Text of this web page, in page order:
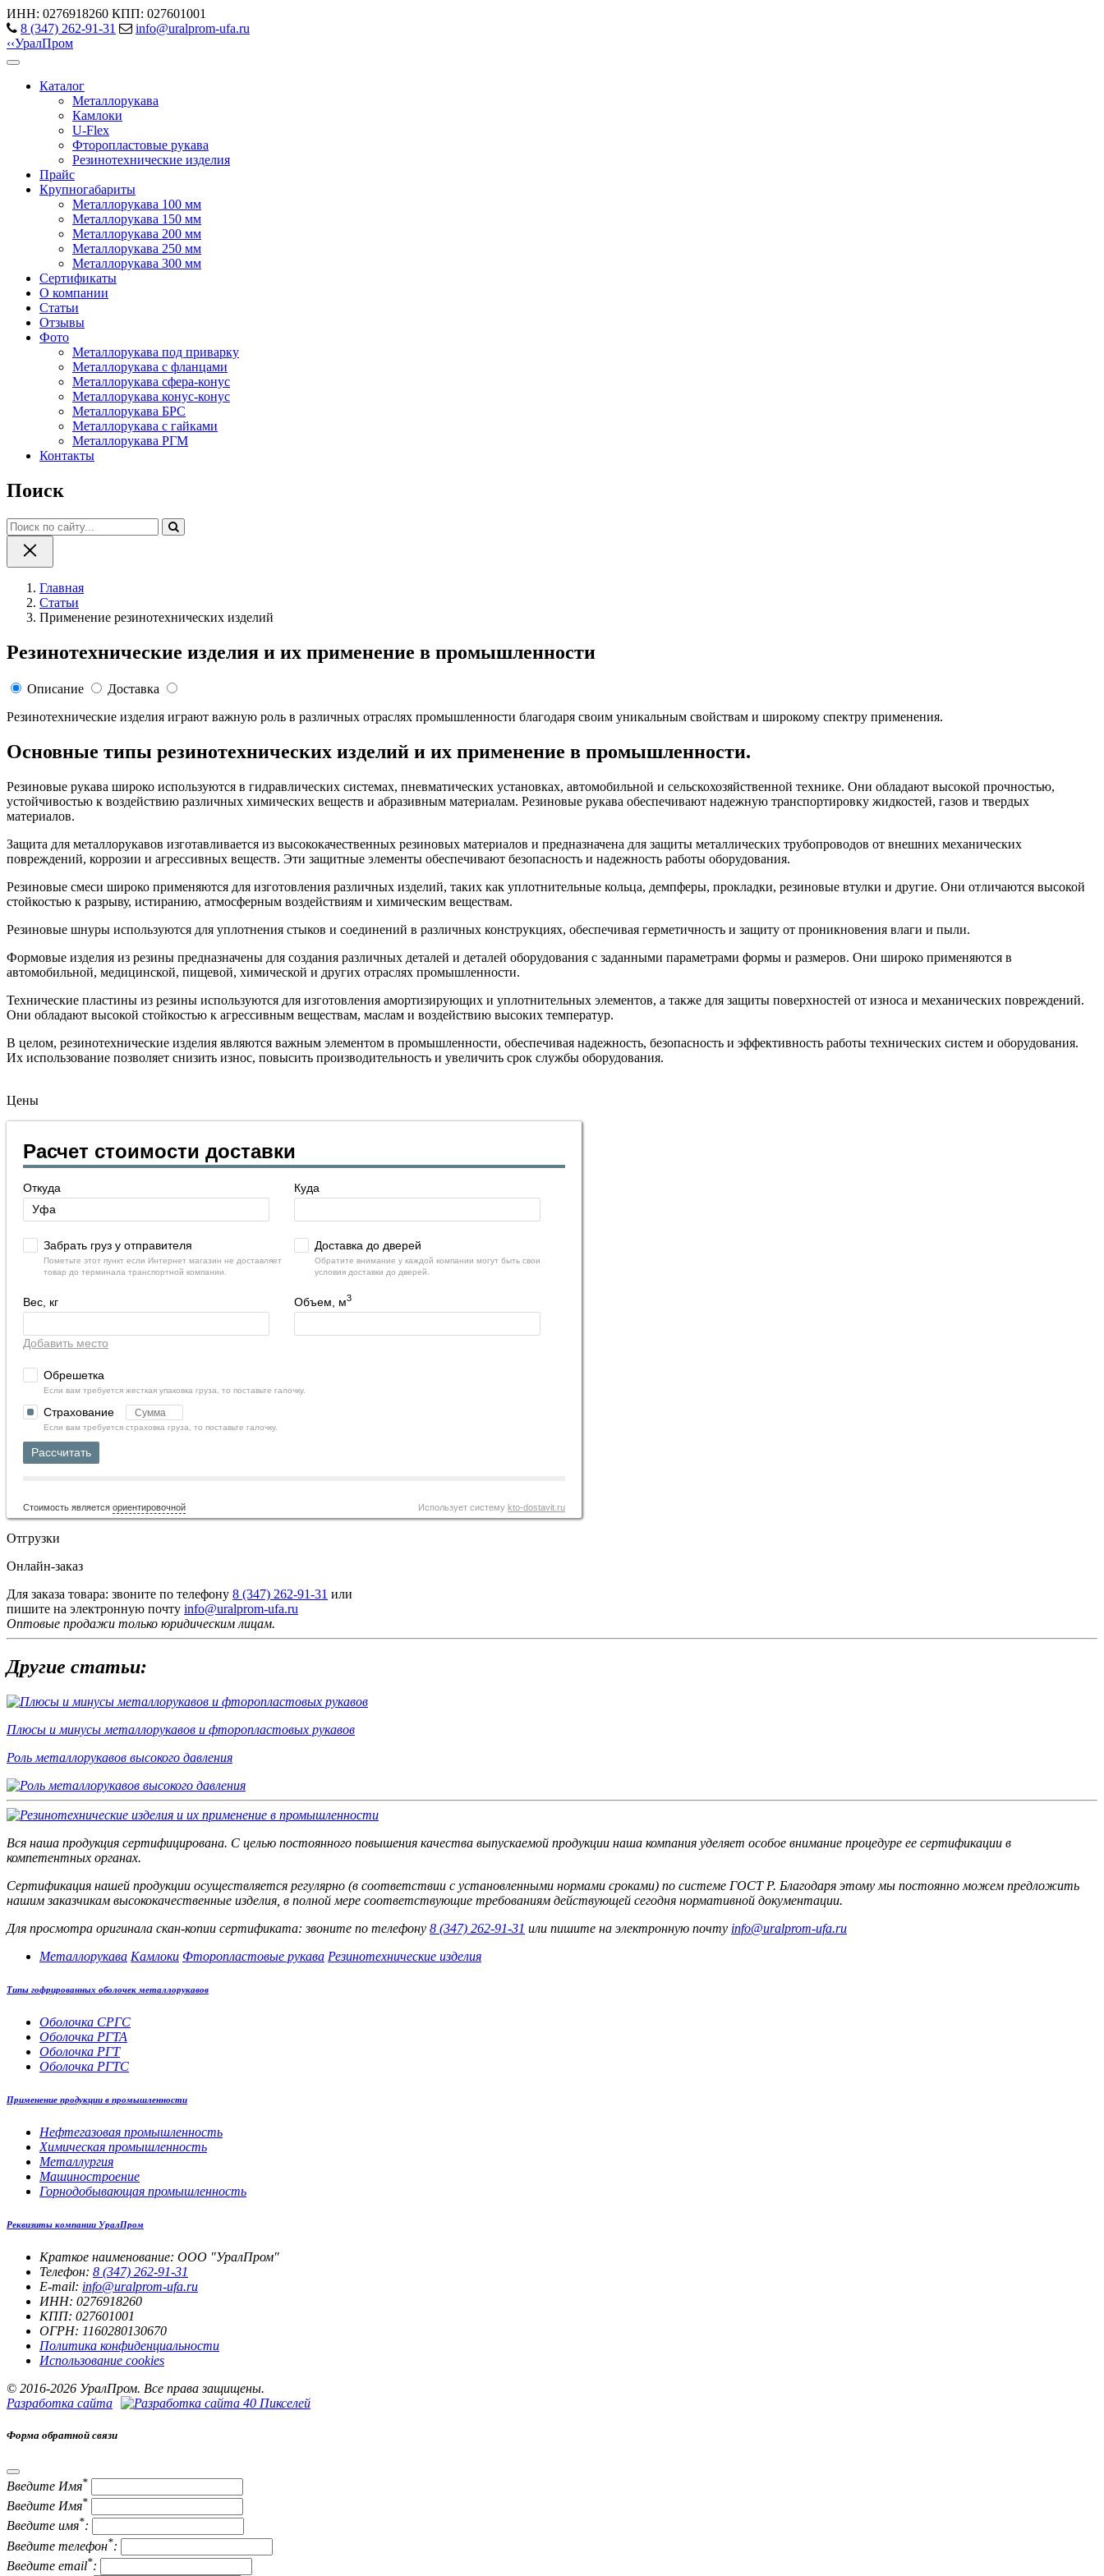
ИНН: 0276918260 КПП: 027601001
8 (347) 262‑91‑31
info@uralprom-ufa.ru
‹‹УралПром
Каталог
Металлорукава
Камлоки
U-Flex
Фторопластовые рукава
Резинотехнические изделия
Прайс
Крупногабариты
Металлорукава 100 мм
Металлорукава 150 мм
Металлорукава 200 мм
Металлорукава 250 мм
Металлорукава 300 мм
Сертификаты
О компании
Статьи
Отзывы
Фото
Металлорукава под приварку
Металлорукава с фланцами
Металлорукава сфера-конус
Металлорукава конус-конус
Металлорукава БРС
Металлорукава с гайками
Металлорукава РГМ
Контакты
Поиск
Главная
Статьи
Применение резинотехнических изделий
Резинотехнические изделия и их применение в промышленности
Описание
Доставка
Резинотехнические изделия играют важную роль в различных отраслях промышленности благодаря своим уникальным свойствам и широкому спектру применения.
Основные типы резинотехнических изделий и их применение в промышленности.
Резиновые рукава широко используются в гидравлических системах, пневматических установках, автомобильной и сельскохозяйственной технике. Они обладают высокой прочностью,
устойчивостью к воздействию различных химических веществ и абразивным материалам. Резиновые рукава обеспечивают надежную транспортировку жидкостей, газов и твердых
материалов.
Защита для металлорукавов изготавливается из высококачественных резиновых материалов и предназначена для защиты металлических трубопроводов от внешних механических
повреждений, коррозии и агрессивных веществ. Эти защитные элементы обеспечивают безопасность и надежность работы оборудования.
Резиновые смеси широко применяются для изготовления различных изделий, таких как уплотнительные кольца, демпферы, прокладки, резиновые втулки и другие. Они отличаются высокой
стойкостью к разрыву, истиранию, атмосферным воздействиям и химическим веществам.
Резиновые шнуры используются для уплотнения стыков и соединений в различных конструкциях, обеспечивая герметичность и защиту от проникновения влаги и пыли.
Формовые изделия из резины предназначены для создания различных деталей и деталей оборудования с заданными параметрами формы и размеров. Они широко применяются в
автомобильной, медицинской, пищевой, химической и других отраслях промышленности.
Технические пластины из резины используются для изготовления амортизирующих и уплотнительных элементов, а также для защиты поверхностей от износа и механических повреждений.
Они обладают высокой стойкостью к агрессивным веществам, маслам и воздействию высоких температур.
В целом, резинотехнические изделия являются важным элементом в промышленности, обеспечивая надежность, безопасность и эффективность работы технических систем и оборудования.
Их использование позволяет снизить износ, повысить производительность и увеличить срок службы оборудования.
Цены
Расчет стоимости доставки
Откуда Куда
Забрать груз у отправителя
Пометьте этот пункт если Интернет магазин не доставляет
товар до терминала транспортной компании.
Доставка до дверей
Обратите внимание у каждой компании могут быть свои
условия доставки до дверей.
Вес, кг Объем, м3
Добавить место
Обрешетка
Если вам требуется жесткая упаковка груза, то поставьте галочку.
Страхование
Если вам требуется страховка груза, то поставьте галочку.
Рассчитать
Стоимость является ориентировочной Использует систему kto-dostavit.ru
Отгрузки
Онлайн-заказ
Для заказа товара: звоните по телефону 8 (347) 262‑91‑31 или
пишите на электронную почту info@uralprom-ufa.ru
Оптовые продажи только юридическим лицам.
Другие статьи:
Плюсы и минусы металлорукавов и фторопластовых рукавов
Роль металлорукавов высокого давления
Вся наша продукция сертифицирована. С целью постоянного повышения качества выпускаемой продукции наша компания уделяет особое внимание процедуре ее сертификации в
компетентных органах.
Сертификация нашей продукции осуществляется регулярно (в соответствии с установленными нормами сроками) по системе ГОСТ Р. Благодаря этому мы постоянно можем предложить
нашим заказчикам высококачественные изделия, в полной мере соответствующие требованиям действующей сегодня нормативной документации.
Для просмотра оригинала скан-копии сертификата: звоните по телефону 8 (347) 262‑91‑31 или пишите на электронную почту info@uralprom-ufa.ru
Металлорукава Камлоки Фторопластовые рукава Резинотехнические изделия
Типы гофрированных оболочек металлорукавов
Оболочка СРГС
Оболочка РГТА
Оболочка РГТ
Оболочка РГТС
Применение продукции в промышленности
Нефтегазовая промышленность
Химическая промышленность
Металлургия
Машиностроение
Горнодобывающая промышленность
Реквизиты компании УралПром
Краткое наименование: ООО "УралПром"
Телефон: 8 (347) 262‑91‑31
E-mail: info@uralprom-ufa.ru
ИНН: 0276918260
КПП: 027601001
ОГРН: 1160280130670
Политика конфиденциальности
Использование cookies
© 2016-2026 УралПром. Все права защищены.
Разработка сайта
Форма обратной связи
Введите Имя*
Введите Имя*
Введите имя*:
Введите телефон*:
Введите email*: